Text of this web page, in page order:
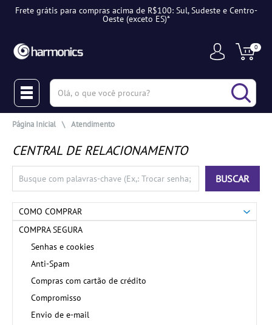
R$100: Sul, Sudeste e Centro- Ganhe 10% OFF na sua primeira
0
(pesquisar)
Página Inicial \ Atendimento
CENTRAL DE RELACIONAMENTO
BUSCAR
COMO COMPRAR
COMPRA SEGURA
Senhas e cookies
Anti-Spam
Compras com cartão de crédito
Compromisso
Envio de e-mail